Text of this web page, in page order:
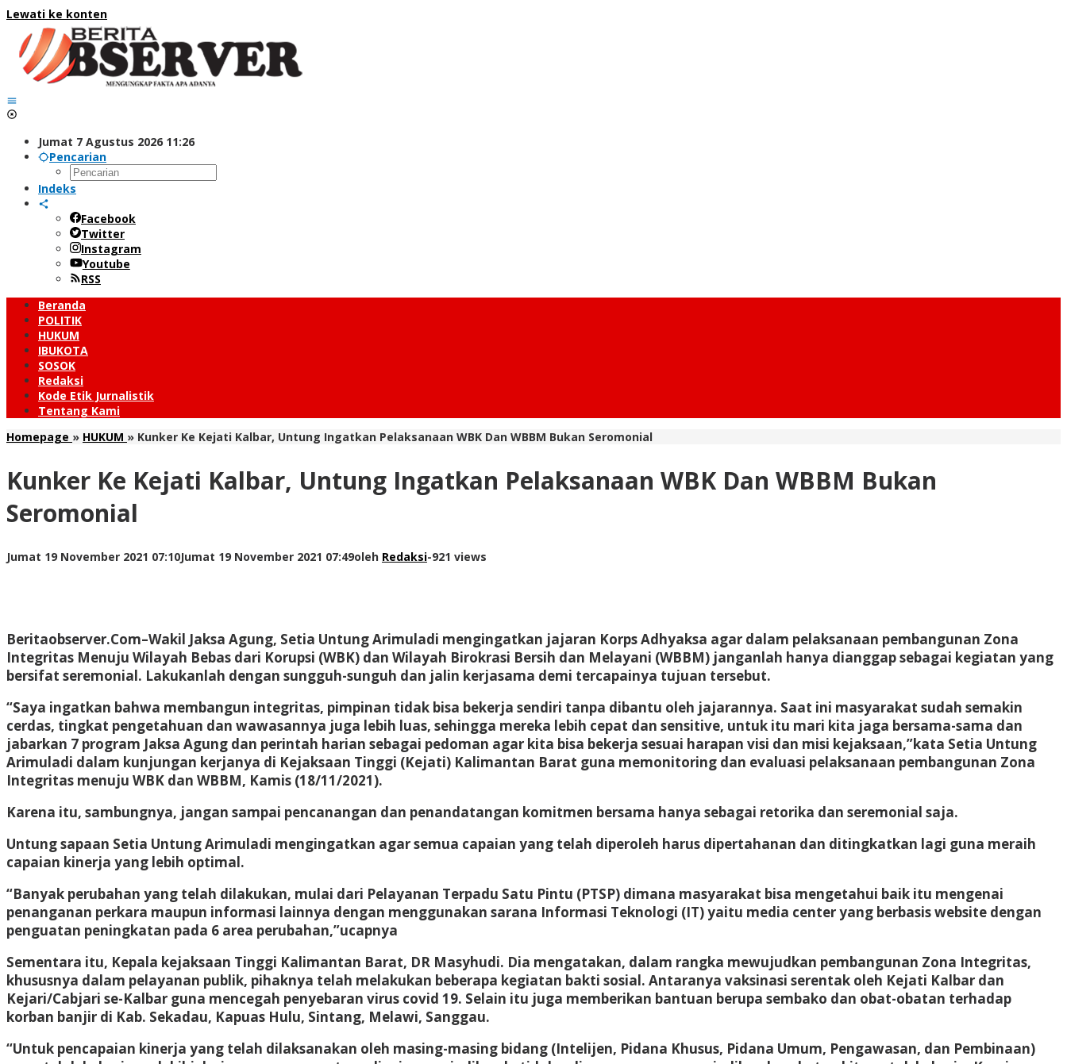
Lewati ke konten
Jumat 7 Agustus 2026 11:26
Pencarian
Indeks
Facebook
Twitter
Instagram
Youtube
RSS
Beranda
POLITIK
HUKUM
IBUKOTA
SOSOK
Redaksi
Kode Etik Jurnalistik
Tentang Kami
Homepage » HUKUM » Kunker Ke Kejati Kalbar, Untung Ingatkan Pelaksanaan WBK Dan WBBM Bukan Seromonial
Kunker Ke Kejati Kalbar, Untung Ingatkan Pelaksanaan WBK Dan WBBM Bukan
Seromonial
Jumat 19 November 2021 07:10Jumat 19 November 2021 07:49oleh Redaksi-921 views
Beritaobserver.Com–Wakil Jaksa Agung, Setia Untung Arimuladi mengingatkan jajaran Korps Adhyaksa agar dalam pelaksanaan pembangunan Zona
Integritas Menuju Wilayah Bebas dari Korupsi (WBK) dan Wilayah Birokrasi Bersih dan Melayani (WBBM) janganlah hanya dianggap sebagai kegiatan yang
bersifat seremonial. Lakukanlah dengan sungguh-sunguh dan jalin kerjasama demi tercapainya tujuan tersebut.
“Saya ingatkan bahwa membangun integritas, pimpinan tidak bisa bekerja sendiri tanpa dibantu oleh jajarannya. Saat ini masyarakat sudah semakin
cerdas, tingkat pengetahuan dan wawasannya juga lebih luas, sehingga mereka lebih cepat dan sensitive, untuk itu mari kita jaga bersama-sama dan
jabarkan 7 program Jaksa Agung dan perintah harian sebagai pedoman agar kita bisa bekerja sesuai harapan visi dan misi kejaksaan,”kata Setia Untung
Arimuladi dalam kunjungan kerjanya di Kejaksaan Tinggi (Kejati) Kalimantan Barat guna memonitoring dan evaluasi pelaksanaan pembangunan Zona
Integritas menuju WBK dan WBBM, Kamis (18/11/2021).
Karena itu, sambungnya, jangan sampai pencanangan dan penandatangan komitmen bersama hanya sebagai retorika dan seremonial saja.
Untung sapaan Setia Untung Arimuladi mengingatkan agar semua capaian yang telah diperoleh harus dipertahanan dan ditingkatkan lagi guna meraih
capaian kinerja yang lebih optimal.
“Banyak perubahan yang telah dilakukan, mulai dari Pelayanan Terpadu Satu Pintu (PTSP) dimana masyarakat bisa mengetahui baik itu mengenai
penanganan perkara maupun informasi lainnya dengan menggunakan sarana Informasi Teknologi (IT) yaitu media center yang berbasis website dengan
penguatan peningkatan pada 6 area perubahan,”ucapnya
Sementara itu, Kepala kejaksaan Tinggi Kalimantan Barat, DR Masyhudi. Dia mengatakan, dalam rangka mewujudkan pembangunan Zona Integritas,
khususnya dalam pelayanan publik, pihaknya telah melakukan beberapa kegiatan bakti sosial. Antaranya vaksinasi serentak oleh Kejati Kalbar dan
Kejari/Cabjari se-Kalbar guna mencegah penyebaran virus covid 19. Selain itu juga memberikan bantuan berupa sembako dan obat-obatan terhadap
korban banjir di Kab. Sekadau, Kapuas Hulu, Sintang, Melawi, Sanggau.
“Untuk pencapaian kinerja yang telah dilaksanakan oleh masing-masing bidang (Intelijen, Pidana Khusus, Pidana Umum, Pengawasan, dan Pembinaan)